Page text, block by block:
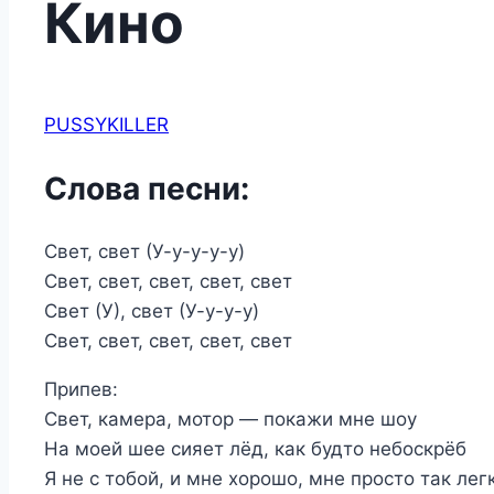
Кино
PUSSYKILLER
Слова песни:
Свет, свет (У-у-у-у-у)
Свет, свет, свет, свет, свет
Свет (У), свет (У-у-у-у)
Свет, свет, свет, свет, свет
Припев:
Свет, камера, мотор — покажи мне шоу
На моей шее сияет лёд, как будто небоскрёб
Я не с тобой, и мне хорошо, мне просто так